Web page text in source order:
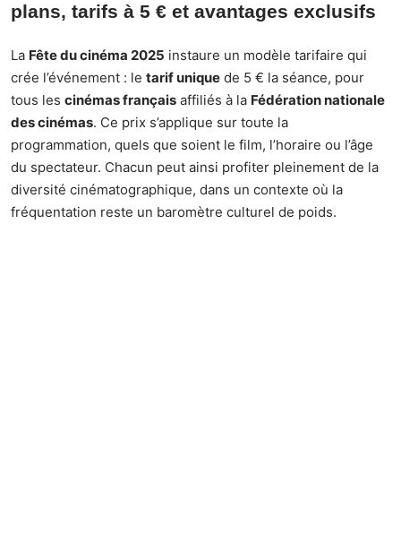
plans, tarifs à 5 € et avantages exclusifs
La Fête du cinéma 2025 instaure un modèle tarifaire qui
crée l’événement : le tarif unique de 5 € la séance, pour
tous les cinémas français affiliés à la Fédération nationale
des cinémas. Ce prix s’applique sur toute la
programmation, quels que soient le film, l’horaire ou l’âge
du spectateur. Chacun peut ainsi profiter pleinement de la
diversité cinématographique, dans un contexte où la
fréquentation reste un baromètre culturel de poids.